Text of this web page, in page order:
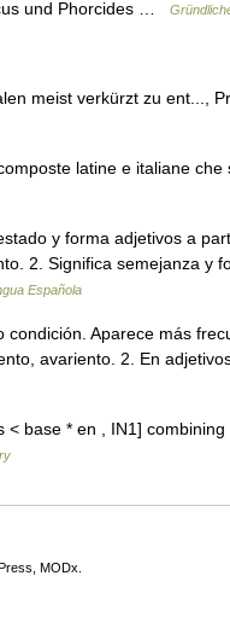
und Phorcides …
meist verkürzt zu ent...,
latine e italiane che
y forma adjetivos a
2. Significa semejanza y
Española
Aparece más
avariento. 2. En
< base * en , IN1]
MODx.